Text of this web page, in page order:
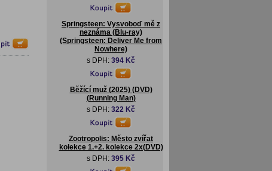
Springsteen: Vysvoboď mě z
neznáma (Blu-ray)
(Springsteen: Deliver Me from
Nowhere)
s DPH: 394 Kč
Běžící muž (2025) (DVD)
(Running Man)
s DPH: 322 Kč
Zootropolis: Město zvířat
kolekce 1.+2. kolekce 2x(DVD)
s DPH: 395 Kč